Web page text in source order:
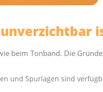
beim Tonband. Die
und Spurlagen sind